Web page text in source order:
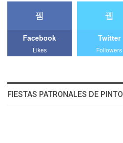
Facebook
Likes
Twitter
Followers
FIESTAS PATRONALES DE PINTO